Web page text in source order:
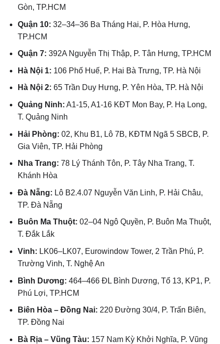
Gòn, TP.HCM
Quận 10: 32–34–36 Ba Tháng Hai, P. Hòa Hưng,
TP.HCM
Quận 7: 392A Nguyễn Thị Thập, P. Tân Hưng, TP.HCM
Hà Nội 1: 106 Phố Huế, P. Hai Bà Trưng, TP. Hà Nội
Hà Nội 2: 65 Trần Duy Hưng, P. Yên Hòa, TP. Hà Nội
Quảng Ninh: A1-15, A1-16 KĐT Mon Bay, P. Hạ Long,
T. Quảng Ninh
Hải Phòng: 02, Khu B1, Lô 7B, KĐTM Ngã 5 SBCB, P.
Gia Viên, TP. Hải Phòng
Nha Trang: 78 Lý Thánh Tôn, P. Tây Nha Trang, T.
Khánh Hòa
Đà Nẵng: Lô B2.4.07 Nguyễn Văn Linh, P. Hải Châu,
TP. Đà Nẵng
Buôn Ma Thuột: 02–04 Ngô Quyền, P. Buôn Ma Thuột,
T. Đắk Lắk
Vinh: LK06–LK07, Eurowindow Tower, 2 Trần Phú, P.
Trường Vinh, T. Nghệ An
Bình Dương: 464–466 ĐL Bình Dương, Tổ 13, KP1, P.
Phú Lợi, TP.HCM
Biên Hòa – Đồng Nai: 220 Đường 30/4, P. Trấn Biên,
TP. Đồng Nai
Bà Rịa – Vũng Tàu: 157 Nam Kỳ Khởi Nghĩa, P. Vũng